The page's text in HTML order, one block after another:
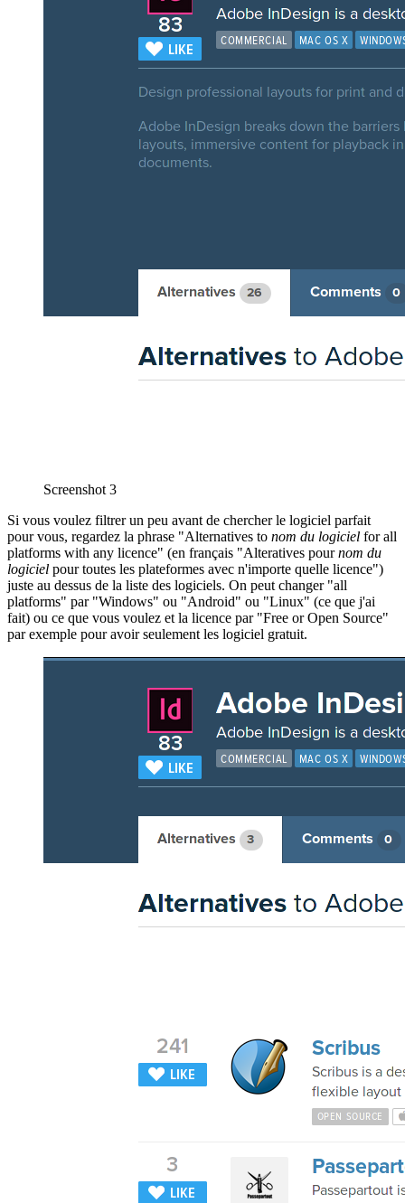
Screenshot 3
Si vous voulez filtrer un peu avant de chercher le logiciel parfait
pour vous, regardez la phrase "Alternatives to nom du logiciel for all
platforms with any licence" (en français "Alteratives pournom du
logiciel pour toutes les plateformes avec n'importe quelle licence")
juste au dessus de la liste des logiciels. On peut changer "all
platforms" par "Windows" ou "Android" ou "Linux" (ce que j'ai
fait) ou ce que vous voulez et la licence par "Free or Open Source"
par exemple pour avoir seulement les logiciel gratuit.